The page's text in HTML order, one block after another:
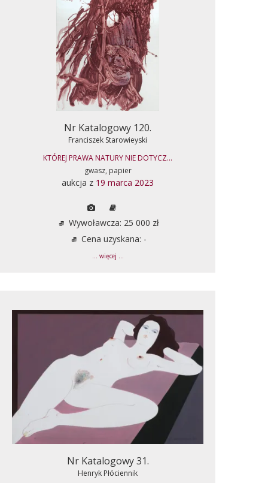
Nr Katalogowy 120.
Franciszek Starowieyski
KTÓREJ PRAWA NATURY NIE DOTYCZ...
gwasz, papier
aukcja z 19 marca 2023
Wywoławcza: 25 000 zł
Cena uzyskana: -
... więcej ...
Nr Katalogowy 31.
Henryk Płóciennik